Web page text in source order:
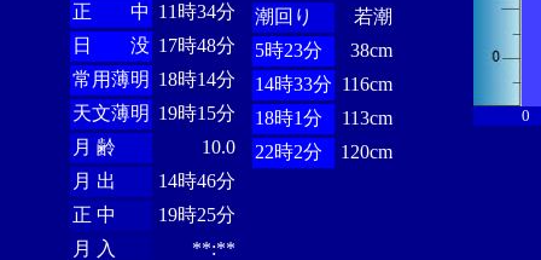
正 中 11時34分
日 没 17時48分
常用薄明 18時14分
天文薄明 19時15分
月 齢
10.0
月 出
14時46分
正 中
19時25分
月 入
**:**
潮回り
若潮
5時23分
38cm
14時33分 116cm
18時1分
113cm
22時2分
120cm
0